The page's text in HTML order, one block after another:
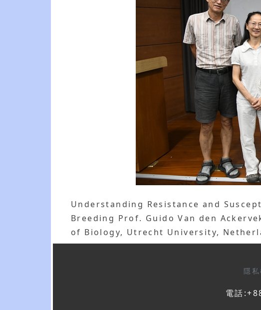
Understanding Resistance and
Breeding Prof. Guido Van den
of Biology, Utrecht University,
隱
電話